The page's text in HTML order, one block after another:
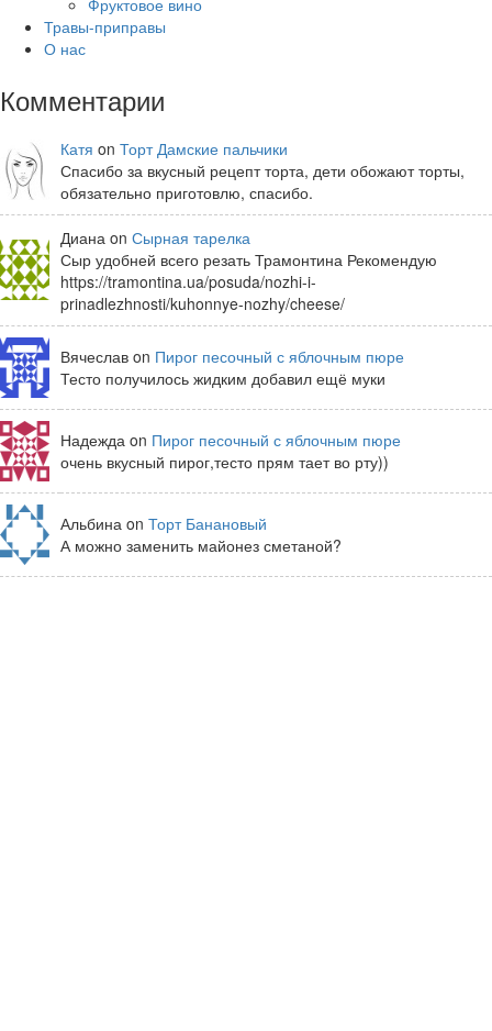
Фруктовое вино
Травы-приправы
О нас
Комментарии
Катя on Торт Дамские пальчики
Спасибо за вкусный рецепт торта, дети обожают торты,
обязательно приготовлю, спасибо.
Диана on Сырная тарелка
Сыр удобней всего резать Трамонтина Рекомендую
https://tramontina.ua/posuda/nozhi-i-
prinadlezhnosti/kuhonnye-nozhy/cheese/
Вячеслав on Пирог песочный с яблочным пюре
Тесто получилось жидким добавил ещё муки
Надежда on Пирог песочный с яблочным пюре
очень вкусный пирог,тесто прям тает во рту))
Альбина on Торт Банановый
А можно заменить майонез сметаной?